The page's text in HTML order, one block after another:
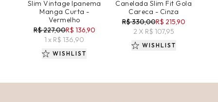
Slim Vintage Ipanema
Manga Curta -
Vermelho
R$ 227,00R$ 136,90
1 x R$ 136,90
WISHLIST
Canelada Slim Fit Gola
Careca - Cinza
R$ 330,00R$ 215,90
2 X R$ 107,95
WISHLIST